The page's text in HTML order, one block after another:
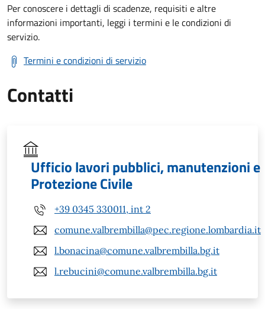
Per conoscere i dettagli di scadenze, requisiti e altre
informazioni importanti, leggi i termini e le condizioni di
servizio.
Termini e condizioni di servizio
Contatti
Ufficio lavori pubblici, manutenzioni e
Protezione Civile
+39 0345 330011, int 2
comune.valbrembilla@pec.regione.lombardia.it
l.bonacina@comune.valbrembilla.bg.it
l.rebucini@comune.valbrembilla.bg.it